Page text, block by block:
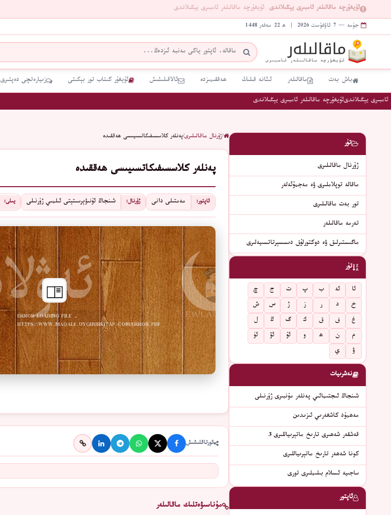
ئۇيغۇرچە ماقالىلەر ئامبىرى يېڭىلاندى ئۇيغۇرچە ماقالىلەر ئامبىرى يېڭىلاندى
جۈمە — 7 ئاۋغۇست 2026 | ھ 22 سەفەر 1448
باش بەت ماقالىلەر ئىئانە قىلىڭ ھەققىمىزدە ئالاقىلىشىش ئۇيغۇر كىتاب تور بېكىتى زىيارەتچى دەپتىرى
يېڭىلاندىئۇيغۇرچە ماقالىلەر ئامبىرى يېڭىلاندى
/ژۇرنال ماقالىلىرى/پەنلەر كلاسسىفىكاتسىيىسى ھەققىدە
پەنلەر كلاسسىفىكاتسىيىسى ھەققىدە
ئاپتور: مەمتىلى دانى ژۇرنال: شىنجاڭ ئۇنىۋېرسىتېتى ئىلمىي ژۇرنىلى يىلى:
ERROR LOADING FILE -
HTTPS://WWW.MAQALE.UYGHURKITAP.COM/ERROR.PDF
ئورتاقلىشىش
مۇناسىۋەتلىك ماقالىلەر
تۈر
ژۇرنال ماقالىلىرى
ماقالە توپلاملىرى ۋە مەجمۇئەلەر
تور بەت ماقالىلىرى
تەرمە ماقالىلەر
ماگىستىرلىق ۋە دوكتورلۇق دىسسېرتاتسىيەلىرى
تۈر
ئا ئە ب پ ت ج
چ
خ
د ر ز ژ س
ش
غ
ف ق ك گ ڭ
ل
م
ن ھ و ئۇ ئۆ
ئۈ
ۋ
ي
نەشرىيات
شىنجاڭ ئىجتىمائىي پەنلەر مۇنبىرى ژۇرنىلى
مەھمۇد كاشغەرىي ئىزىدىن
قەشقەر شەھىرى تارىخ ماتېرىياللىرى 3
كونا شەھەر تارىخ ماتېرىياللىرى
ساجىيە ئىسلام بىلىملىرى تورى
ئاپتور